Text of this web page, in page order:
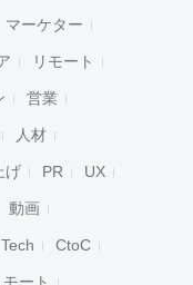
マーケター
リモート
営業
人材
げ PR UX
動画
CtoC